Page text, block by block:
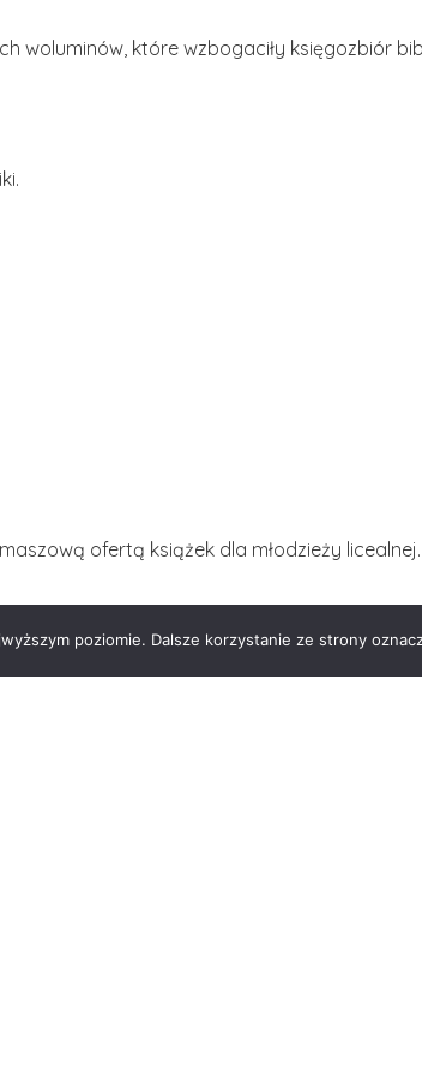
woluminów, które wzbogaciły księgozbiór
ofertą książek dla młodzieży licealnej.
poziomie. Dalsze korzystanie ze strony